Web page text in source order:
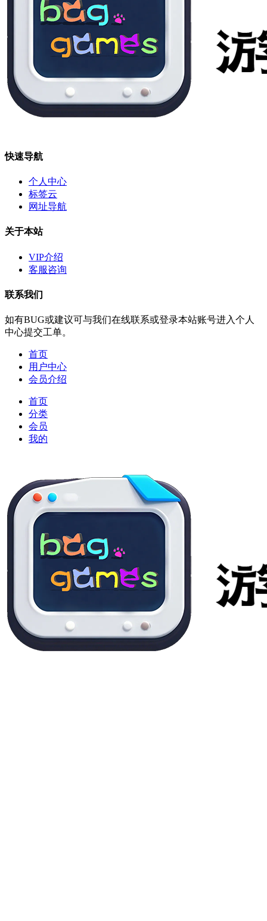
快速导航
个人中心
标签云
网址导航
关于本站
VIP介绍
客服咨询
联系我们
如有BUG或建议可与我们在线联系或登录本站账号进入个人
中心提交工单。
首页
用户中心
会员介绍
首页
分类
会员
我的